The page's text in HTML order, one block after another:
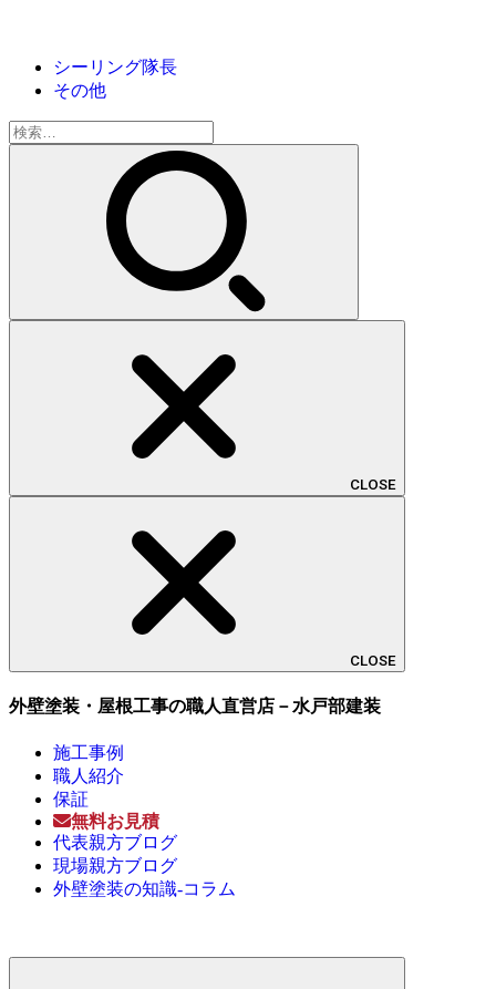
シーリング隊長
その他
検
索:
CLOSE
CLOSE
外壁塗装・屋根工事の職人直営店－水戸部建装
施工事例
職人紹介
保証
無料お見積
代表親方ブログ
現場親方ブログ
外壁塗装の知識-コラム